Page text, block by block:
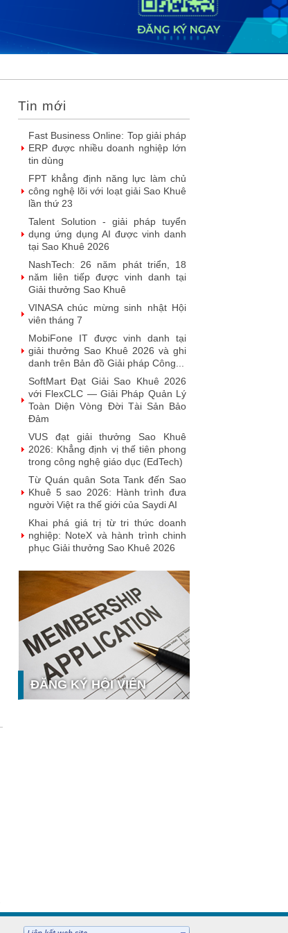
Tin mới
SIMAX DataHub – Nền tảng tích
hợp và khai thác dữ liệu thông minh
được đề cử Giải thưởng Sao
Khuê...
tuyến Funix trở thành Hội viên của
VINASA
Fast Business Online: Top giải pháp
ERP được nhiều doanh nghiệp lớn
tin dùng
FPT khẳng định năng lực làm chủ
công nghệ lõi với loạt giải Sao Khuê
lần thứ 23
Talent Solution - giải pháp tuyển
dụng ứng dụng AI được vinh danh
tại Sao Khuê 2026
NashTech: 26 năm phát triển, 18
năm liên tiếp được vinh danh tại
Giải thưởng Sao Khuê
VINASA chúc mừng sinh nhật Hội
viên tháng 7
MobiFone IT được vinh danh tại
giải thưởng Sao Khuê 2026 và ghi
danh trên Bản đồ Giải pháp Công...
SoftMart Đạt Giải Sao Khuê 2026
với FlexCLC — Giải Pháp Quản Lý
Toàn Diện Vòng Đời Tài Sản Bảo
Đảm
VUS đạt giải thưởng Sao Khuê
2026: Khẳng định vị thế tiên phong
trong công nghệ giáo dục (EdTech)
Từ Quán quân Sota Tank đến Sao
Khuê 5 sao 2026: Hành trình đưa
người Việt ra thế giới của Saydi AI
Khai phá giá trị từ tri thức doanh
nghiệp: NoteX và hành trình chinh
phục Giải thưởng Sao Khuê 2026
bộ câu hỏi mẫu cho 30 lĩnh vực
công nghệ và thị trường
Giải pháp PGx của GeneStory: Lời
giải cho bài toán tự chủ công nghệ
y tế số tại Sao Khuê 2026
Ứng dụng nhận diện cuộc gọi
iCallme giành giải thưởng Sao Khuê
2026
Tingee by HENO được vinh danh tại
ĐĂNG KÝ HỘI VIÊN